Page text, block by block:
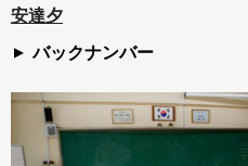
安達夕
バックナンバー